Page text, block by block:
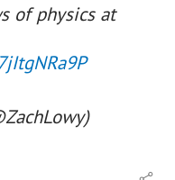
of physics at